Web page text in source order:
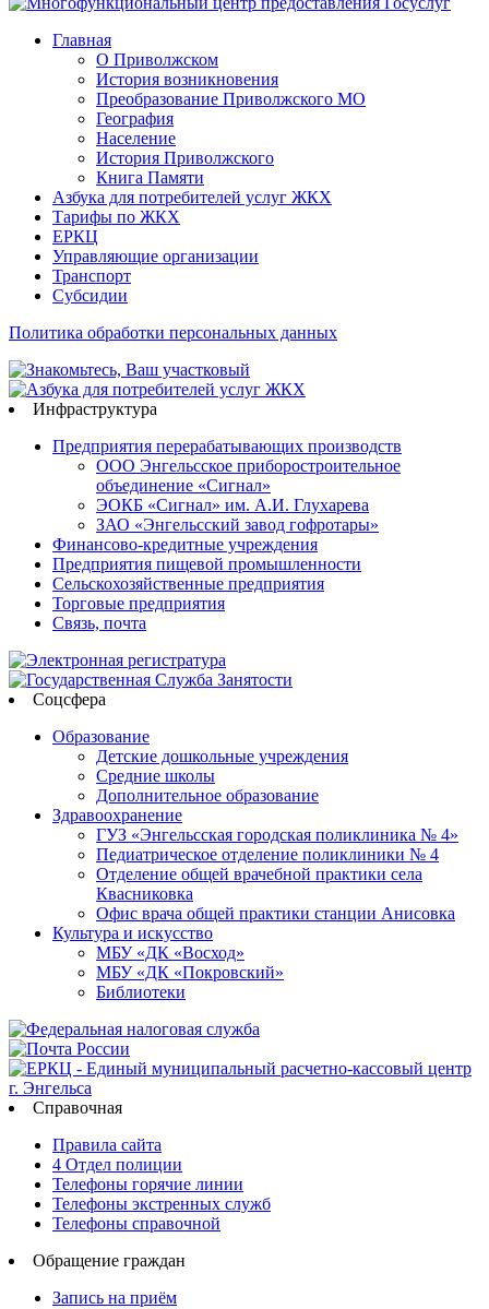
Главная
О Приволжском
История возникновения
Преобразование Приволжского МО
География
Население
История Приволжского
Книга Памяти
Азбука для потребителей услуг ЖКХ
Тарифы по ЖКХ
ЕРКЦ
Управляющие организации
Транспорт
Субсидии
Политика обработки персональных данных
Инфраструктура
Предприятия перерабатывающих производств
ООО Энгельсское приборостроительное
объединение «Сигнал»
ЭОКБ «Сигнал» им. А.И. Глухарева
ЗАО «Энгельсский завод гофротары»
Финансово-кредитные учреждения
Предприятия пищевой промышленности
Сельскохозяйственные предприятия
Торговые предприятия
Связь, почта
Соцсфера
Образование
Детские дошкольные учреждения
Средние школы
Дополнительное образование
Здравоохранение
ГУЗ «Энгельсская городская поликлиника № 4»
Педиатрическое отделение поликлиники № 4
Отделение общей врачебной практики села
Квасниковка
Офис врача общей практики станции Анисовка
Культура и искусство
МБУ «ДК «Восход»
МБУ «ДК «Покровский»
Библиотеки
Справочная
Правила сайта
4 Отдел полиции
Телефоны горячие линии
Телефоны экстренных служб
Телефоны справочной
Обращение граждан
Запись на приём